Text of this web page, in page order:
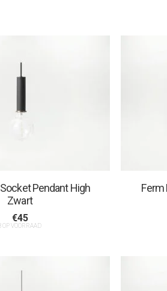
Pendant High
Zwart
€45
OP VOORRAAD
Ferm